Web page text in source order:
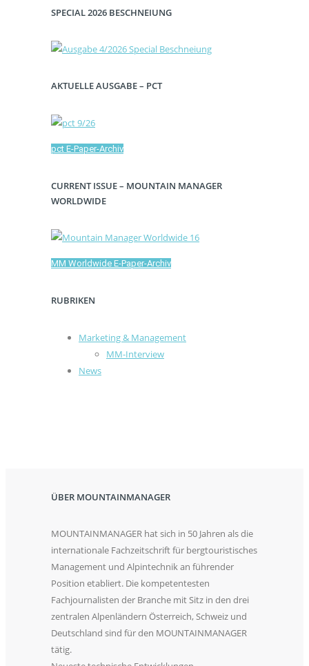
SPECIAL 2026 BESCHNEIUNG
AKTUELLE AUSGABE – PCT
pct E-Paper-Archiv
CURRENT ISSUE – MOUNTAIN MANAGER
WORLDWIDE
MM Worldwide E-Paper-Archiv
RUBRIKEN
Marketing & Management
MM-Interview
News
ÜBER MOUNTAINMANAGER
MOUNTAINMANAGER hat sich in 50 Jahren als die
internationale Fachzeitschrift für bergtouristisches
Management und Alpintechnik an führender
Position etabliert. Die kompetentesten
Fachjournalisten der Branche mit Sitz in den drei
zentralen Alpenländern Österreich, Schweiz und
Deutschland sind für den MOUNTAINMANAGER
tätig.